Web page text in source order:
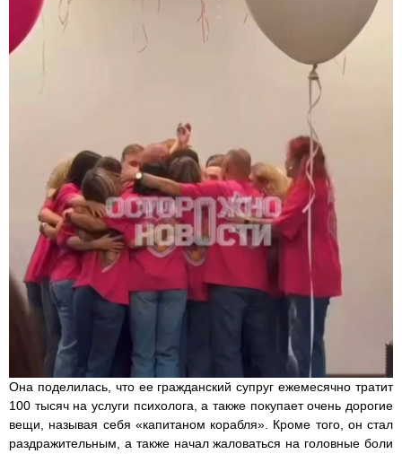
Она поделилась, что ее гражданский супруг ежемесячно тратит
100 тысяч на услуги психолога, а также покупает очень дорогие
вещи, называя себя «капитаном корабля». Кроме того, он стал
раздражительным, а также начал жаловаться на головные боли